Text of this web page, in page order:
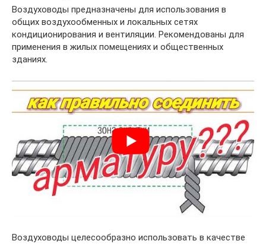
Воздуховоды предназначены для использования в
общих воздухообменных и локальных сетях
кондиционирования и вентиляции. Рекомендованы для
применения в жилых помещениях и общественных
зданиях.
Воздуховоды целесообразно использовать в качестве